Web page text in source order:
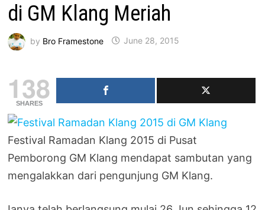
di GM Klang Meriah
by Bro Framestone June 28, 2015
138
SHARES
Festival Ramadan Klang 2015 di Pusat
Pemborong GM Klang mendapat sambutan yang
mengalakkan dari pengunjung GM Klang.